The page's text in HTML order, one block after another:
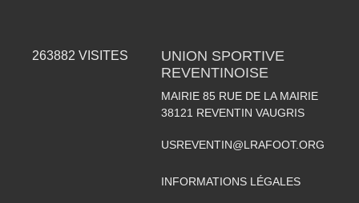
263882 VISITES
UNION SPORTIVE
REVENTINOISE
MAIRIE 85 RUE DE LA MAIRIE
38121 REVENTIN VAUGRIS
USREVENTIN@LRAFOOT.ORG
INFORMATIONS LÉGALES